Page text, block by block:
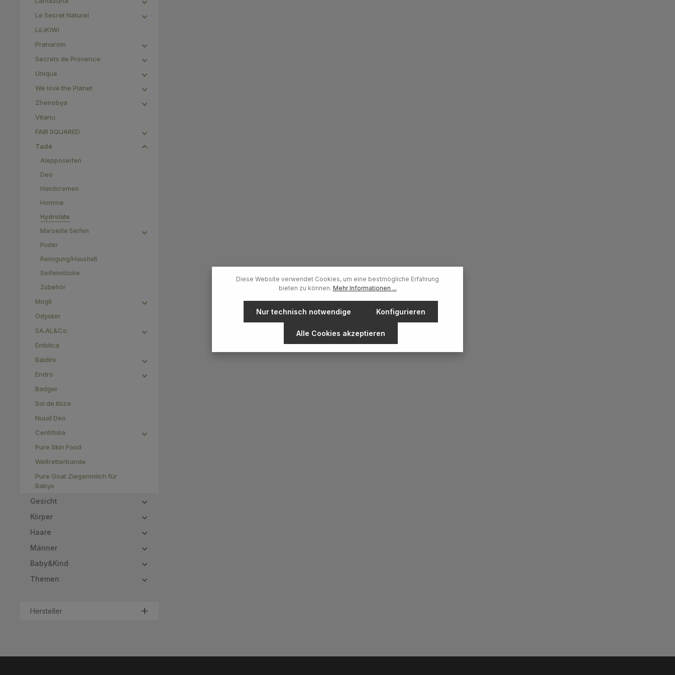
Le Secret Naturel
LiLiKiWi
Pranarom
Secrets de Provence
Unique
We love the Planet
Zhenobya
Vitanu
FAIR SQUARED
Tadé
Alepposeifen
Deo
Handcremen
Homme
Hydrolate
Marseille Seifen
Puder
Reinigung/Haushalt
Seifenstücke
Zubehör
Mogli
Odyskin
SA.AL&Co.
Emblica
Baldini
Endro
Badger
Sol de Ibiza
Nuud Deo
Centifolia
Pure Skin Food
Weltretterbande
Pure Goat Ziegenmilch für
Babys
Gesicht
Körper
Haare
Männer
Baby&Kind
Themen
Hersteller
Diese Website verwendet Cookies, um eine bestmögliche Erfahrung
bieten zu können. Mehr Informationen ...
Nur technisch notwendige Konfigurieren
Alle Cookies akzeptieren